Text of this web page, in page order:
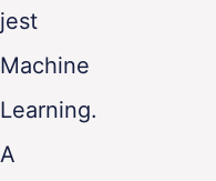
jest
Machine
Learning.
A